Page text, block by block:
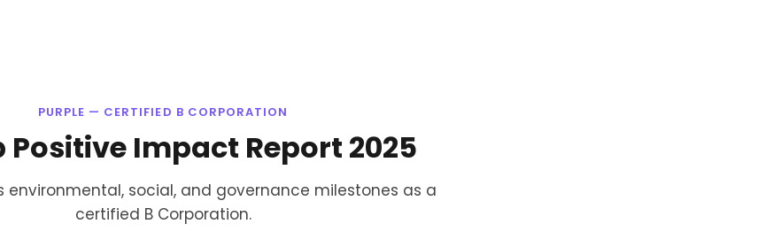
PURPLE — CERTIFIED B CORPORATION
Positive Impact Report 2025
environmental, social, and governance milestones as a
certified B Corporation.